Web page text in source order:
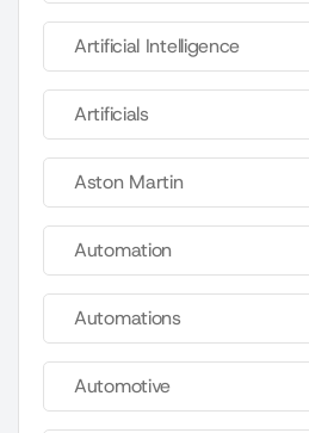
Artificial Intelligence
Artificials
Aston Martin
Automation
Automations
Automotive